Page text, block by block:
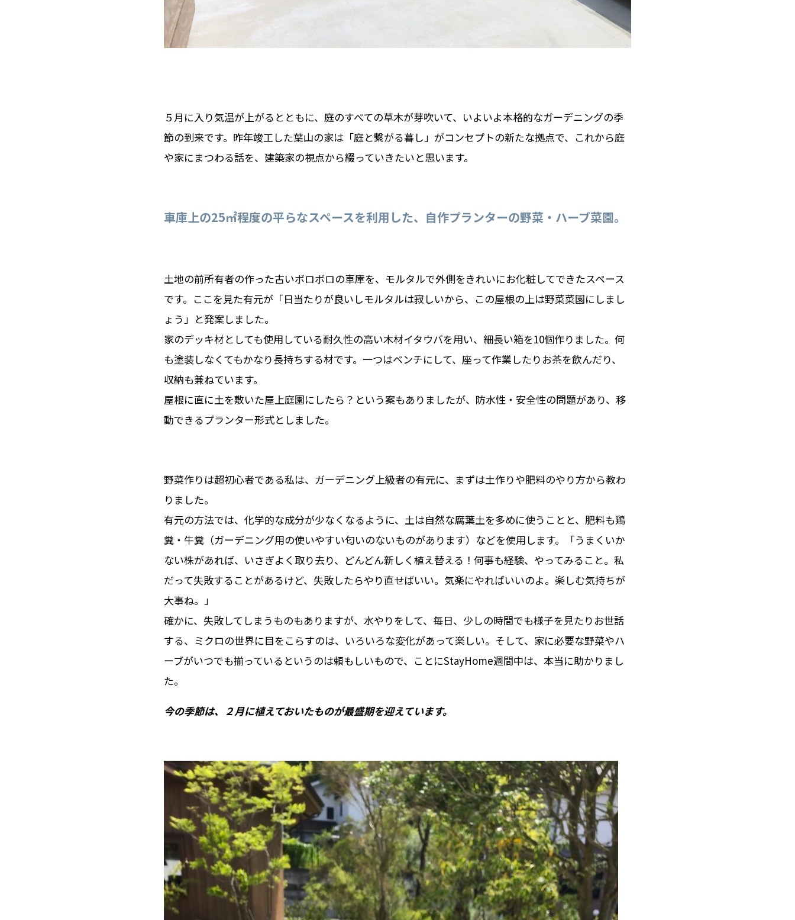
５月に入り気温が上がるとともに、庭のすべての草木が芽吹いて、いよいよ本格的なガーデニングの季
節の到来です。昨年竣工した葉山の家は「庭と繋がる暮し」がコンセプトの新たな拠点で、これから庭
や家にまつわる話を、建築家の視点から綴っていきたいと思います。
車庫上の25㎡程度の平らなスペースを利用した、自作プランターの野菜・ハーブ菜園。
土地の前所有者の作った古いボロボロの車庫を、モルタルで外側をきれいにお化粧してできたスペース
です。ここを見た有元が「日当たりが良いしモルタルは寂しいから、この屋根の上は野菜菜園にしまし
ょう」と発案しました。
家のデッキ材としても使用している耐久性の高い木材イタウバを用い、細⾧い箱を10個作りました。何
も塗装しなくてもかなり⾧持ちする材です。一つはベンチにして、座って作業したりお茶を飲んだり、
収納も兼ねています。
屋根に直に土を敷いた屋上庭園にしたら？という案もありましたが、防水性・安全性の問題があり、移
動できるプランター形式としました。
野菜作りは超初心者である私は、ガーデニング上級者の有元に、まずは土作りや肥料のやり方から教わ
りました。
有元の方法では、化学的な成分が少なくなるように、土は自然な腐葉土を多めに使うことと、肥料も鶏
糞・牛糞（ガーデニング用の使いやすい匂いのないものがあります）などを使用します。「うまくいか
ない株があれば、いさぎよく取り去り、どんどん新しく植え替える！何事も経験、やってみること。私
だって失敗することがあるけど、失敗したらやり直せばいい。気楽にやればいいのよ。楽しむ気持ちが
大事ね。」
確かに、失敗してしまうものもありますが、水やりをして、毎日、少しの時間でも様子を見たりお世話
する、ミクロの世界に目をこらすのは、いろいろな変化があって楽しい。そして、家に必要な野菜やハ
ーブがいつでも揃っているというのは頼もしいもので、ことにStayHome週間中は、本当に助かりまし
た。
今の季節は、２月に植えておいたものが最盛期を迎えています。